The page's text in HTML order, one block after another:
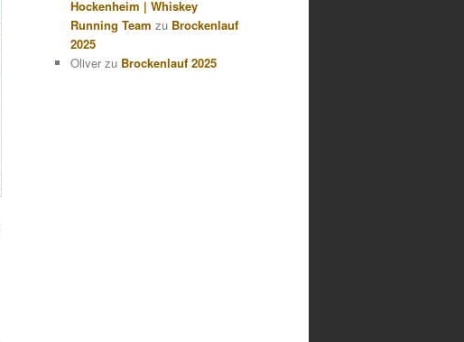
Hockenheim | Whiskey
Running Team zu Brockenlauf
2025
Oliver zu Brockenlauf 2025